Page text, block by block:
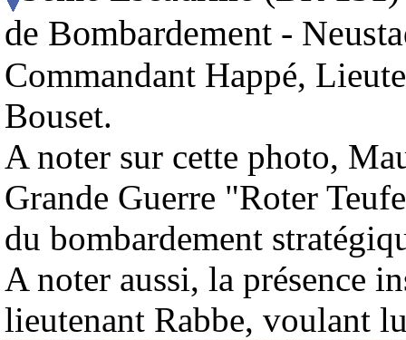
de Bombardement -
Commandant Happé,
Bouset.
A noter sur cette photo,
Grande Guerre "Roter
du bombardement
A noter aussi, la présence
lieutenant Rabbe, voulant